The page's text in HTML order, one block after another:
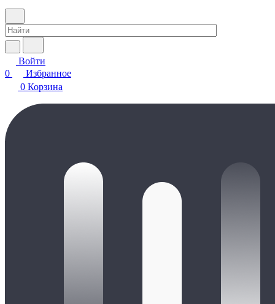
Войти
0
Избранное
0 Корзина